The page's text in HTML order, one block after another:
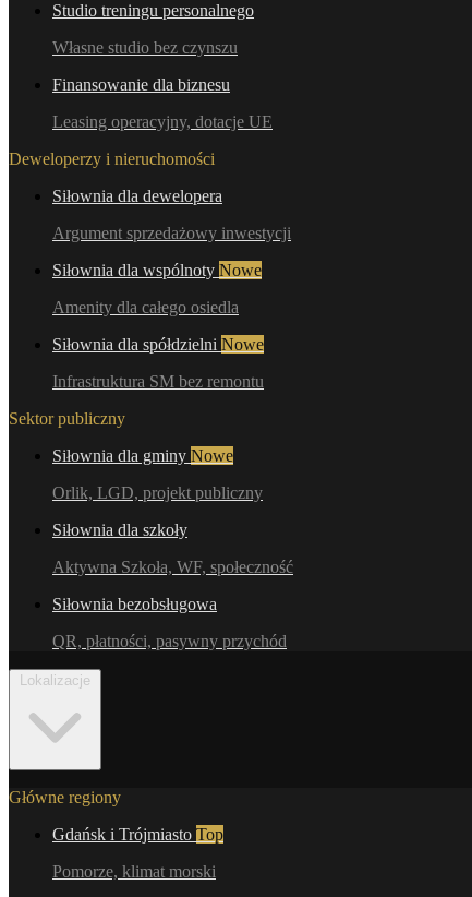
Studio treningu personalnego
Własne studio bez czynszu
Finansowanie dla biznesu
Leasing operacyjny, dotacje UE
Deweloperzy i nieruchomości
Siłownia dla dewelopera
Argument sprzedażowy inwestycji
Siłownia dla wspólnoty Nowe
Amenity dla całego osiedla
Siłownia dla spółdzielni Nowe
Infrastruktura SM bez remontu
Sektor publiczny
Siłownia dla gminy Nowe
Orlik, LGD, projekt publiczny
Siłownia dla szkoły
Aktywna Szkoła, WF, społeczność
Siłownia bezobsługowa
QR, płatności, pasywny przychód
Główne regiony
Gdańsk i Trójmiasto Top
Pomorze, klimat morski